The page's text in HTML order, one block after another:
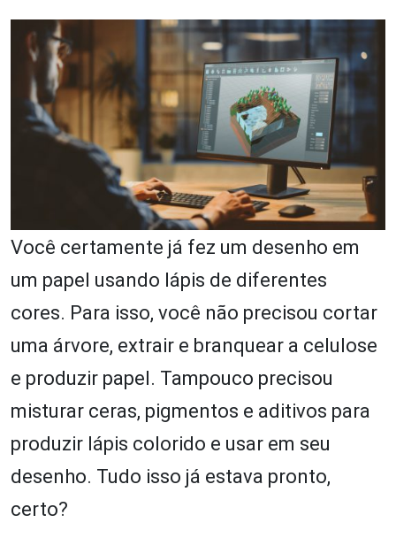
Você certamente já fez um desenho em
um papel usando lápis de diferentes
cores. Para isso, você não precisou cortar
uma árvore, extrair e branquear a celulose
e produzir papel. Tampouco precisou
misturar ceras, pigmentos e aditivos para
produzir lápis colorido e usar em seu
desenho. Tudo isso já estava pronto,
certo?